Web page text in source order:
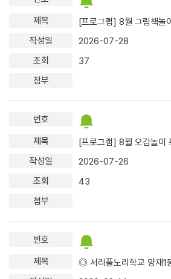
[프로그램] 8월 그림책놀
2026-07-28
37
[프로그램] 8월 오감놀이
2026-07-26
43